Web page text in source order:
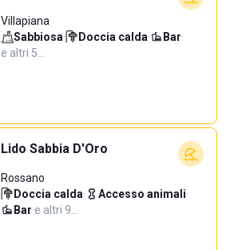
Villapiana
Sabbiosa· Doccia calda· Bar·
e altri 5…
Lido Sabbia D'Oro
Rossano
Doccia calda· Accesso animali·
Bar·e altri 9…